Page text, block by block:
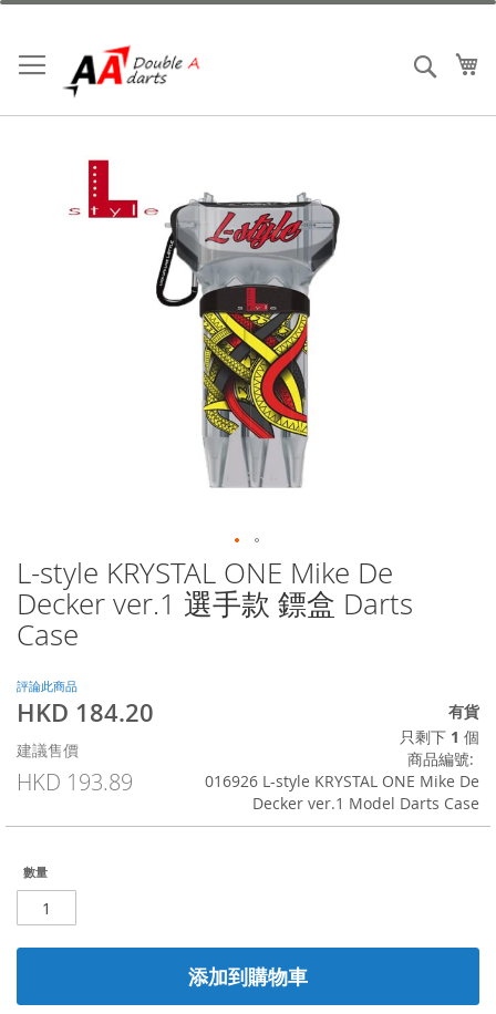
跳
內
容
搜索
L-style KRYSTAL ONE Mike De
Decker ver.1 選手款 鏢盒 Darts
Case
評論此商品
特
價
格
HKD 184.20
建議售價
HKD 193.89
有貨
只剩下 1 個
商品編號
016926 L-style KRYSTAL ONE Mike De
Decker ver.1 Model Darts Case
數量
添加到購物車
Skip
to
the
beginning
the
images
gallery